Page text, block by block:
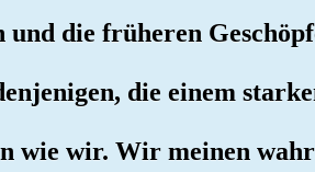
die früheren
die einem
wie wir. Wir meinen